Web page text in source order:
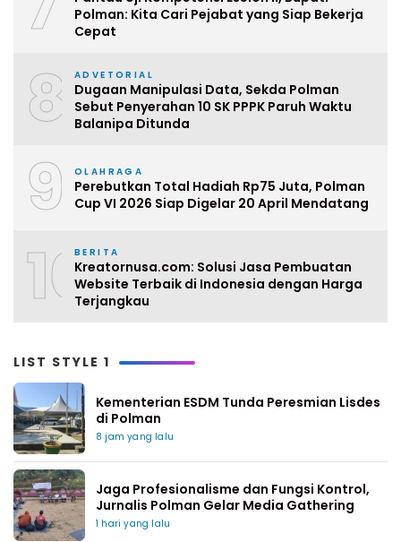
Polman: Kita Cari Pejabat yang Siap Bekerja
Cepat
8 ADVETORIAL
Dugaan Manipulasi Data, Sekda Polman
Sebut Penyerahan 10 SK PPPK Paruh Waktu
Balanipa Ditunda
9 OLAHRAGA
Perebutkan Total Hadiah Rp75 Juta, Polman
Cup VI 2026 Siap Digelar 20 April Mendatang
10BERITA
Kreatornusa.com: Solusi Jasa Pembuatan
Website Terbaik di Indonesia dengan Harga
Terjangkau
LIST STYLE 1
Kementerian ESDM Tunda Peresmian Lisdes
di Polman
8 jam yang lalu
Jaga Profesionalisme dan Fungsi Kontrol,
Jurnalis Polman Gelar Media Gathering
1 hari yang lalu